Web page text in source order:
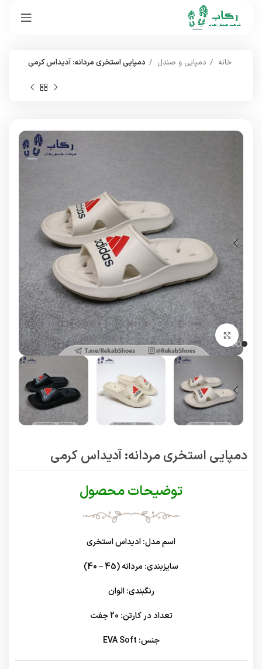
خانه دمپایی و صندل دمپایی استخری مردانه: آدیداس کرمی
برای بزرگنمایی کلیک کنید
دمپایی استخری مردانه: آدیداس کرمی
توضیحات محصول
اسم مدل: آدیداس استخری
سایزبندی: مردانه (45 – 40)
رنگبندی: الوان
تعداد در کارتن: 20 جفت
جنس: EVA Soft